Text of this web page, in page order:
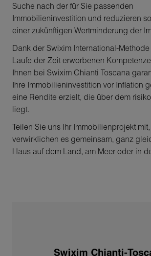
Suche nach der für Sie passenden
Immobilieninvestition und reduzieren
einer zukünftigen Wertminderung der
Dank der Swixim International-
Laufe der Zeit erworbenen
Ihnen bei Swixim Chianti Toscana
Ihre Immobilieninvestition vor Inflation
eine Rendite erzielt, die über dem
liegt.
Teilen Sie uns Ihr Immobilienprojekt
verwirklichen es gemeinsam, ganz
Haus auf dem Land, am Meer oder in
Finanziell und rechtlich unabhängiger
Swixim Chianti-